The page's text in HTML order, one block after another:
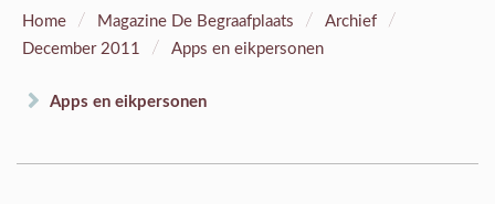
Home / Magazine De Begraafplaats / Archief /
December 2011 / Apps en eikpersonen
Apps en eikpersonen